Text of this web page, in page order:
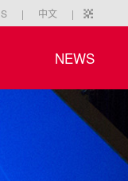
|
中文
|
NEWS